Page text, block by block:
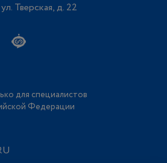
Тверская, д. 22
для специалистов
Федерации